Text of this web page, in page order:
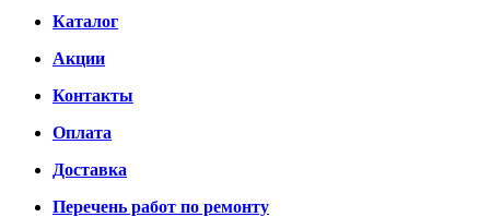
Каталог
Акции
Контакты
Оплата
Доставка
Перечень работ по ремонту